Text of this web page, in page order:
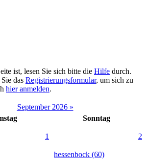
ist, lesen Sie sich bitte die Hilfe durch.
das Registrierungsformular, um sich zu
hier anmelden.
September 2026 »
Sonntag
1 2
hessenbock (60)